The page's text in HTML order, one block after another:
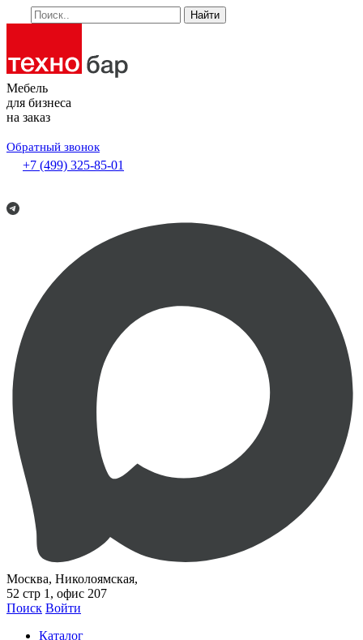
Найти
Мебель
для бизнеса
на заказ
Обратный звонок
+7 (499) 325-85-01
Москва, Николоямская,
52 стр 1, офис 207
Поиск Войти
Каталог